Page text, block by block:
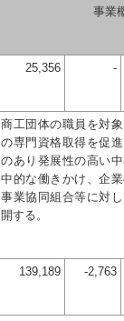
事業
25,356 -
商工団体の職員を対
の専門資格取得を促
のあり発展性の高い
中的な働きかけ、企業
事業協同組合等に対
開する。
139,189 -2,763